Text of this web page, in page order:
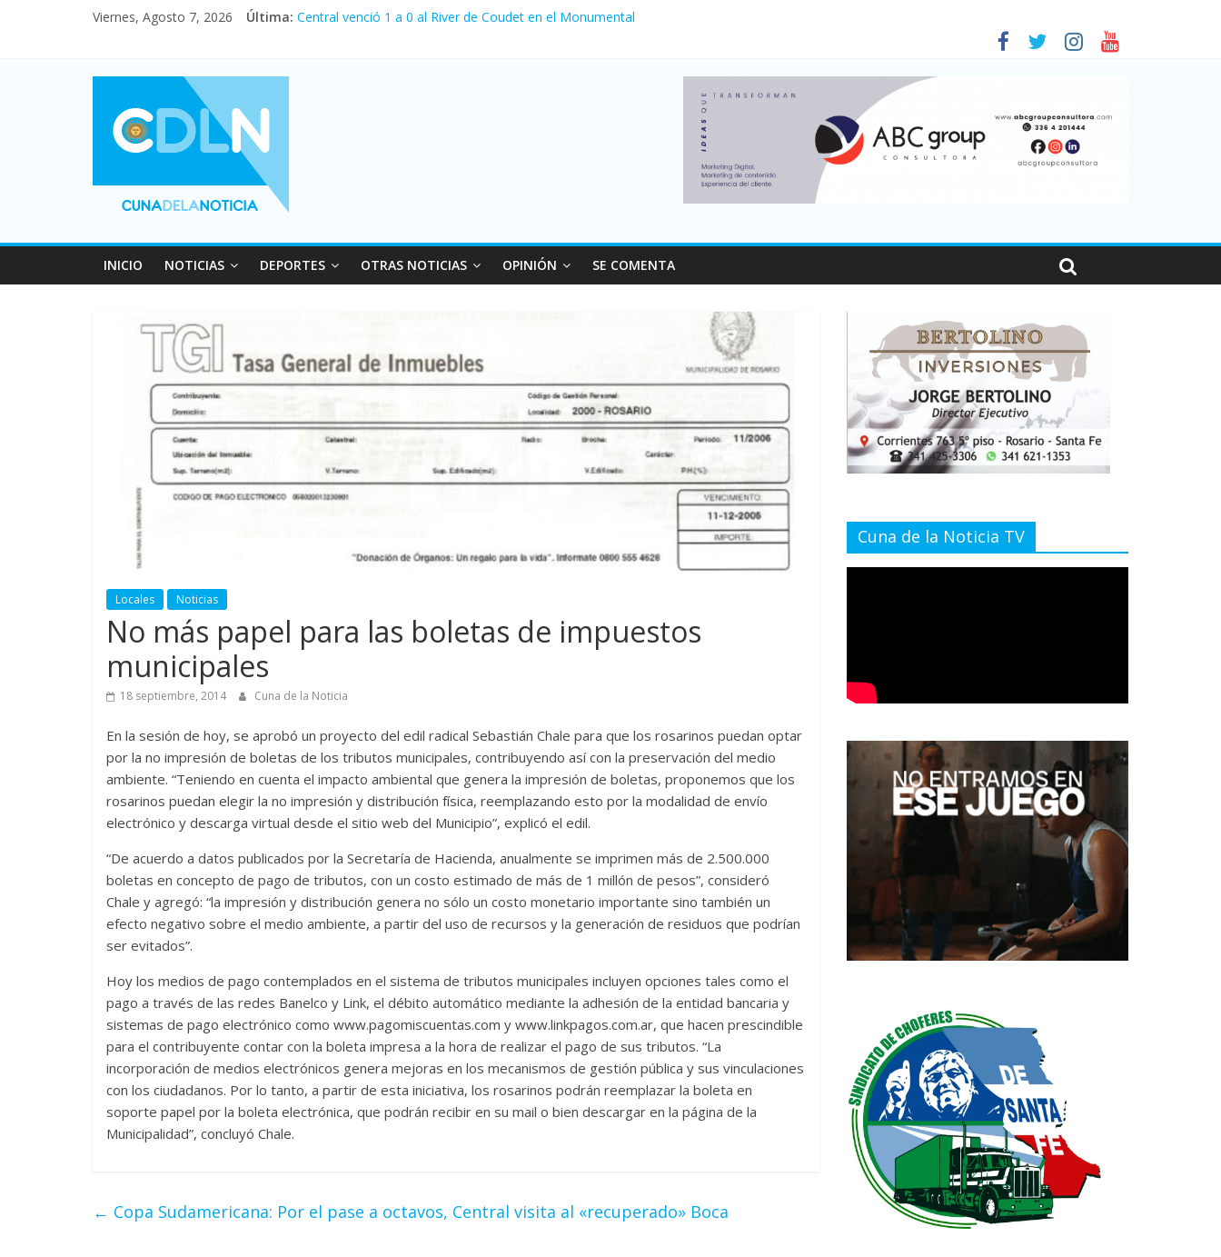
Viernes, Agosto 7, 2026 Última: Central venció 1 a 0 al River de Coudet en el Monumental
Vacaciones de invierno con más movimiento y consumo turístico: 4,6 millones de personas viajaron por el país, un 5,9% más que en 2025
Fuerte caída de la venta de autos usados en julio: bajó un 12,6% interanual
INICIO NOTICIAS DEPORTES OTRAS NOTICIAS OPINIÓN SE COMENTA
Locales Noticias
No más papel para las boletas de impuestos
municipales
18 septiembre, 2014 Cuna de la Noticia
En la sesión de hoy, se aprobó un proyecto del edil radical Sebastián Chale para que los rosarinos puedan optar
por la no impresión de boletas de los tributos municipales, contribuyendo así con la preservación del medio
ambiente. “Teniendo en cuenta el impacto ambiental que genera la impresión de boletas, proponemos que los
rosarinos puedan elegir la no impresión y distribución física, reemplazando esto por la modalidad de envío
electrónico y descarga virtual desde el sitio web del Municipio”, explicó el edil.
“De acuerdo a datos publicados por la Secretaría de Hacienda, anualmente se imprimen más de 2.500.000
boletas en concepto de pago de tributos, con un costo estimado de más de 1 millón de pesos”, consideró
Chale y agregó: “la impresión y distribución genera no sólo un costo monetario importante sino también un
efecto negativo sobre el medio ambiente, a partir del uso de recursos y la generación de residuos que podrían
ser evitados”.
Hoy los medios de pago contemplados en el sistema de tributos municipales incluyen opciones tales como el
pago a través de las redes Banelco y Link, el débito automático mediante la adhesión de la entidad bancaria y
sistemas de pago electrónico como www.pagomiscuentas.com y www.linkpagos.com.ar, que hacen prescindible
para el contribuyente contar con la boleta impresa a la hora de realizar el pago de sus tributos. “La
incorporación de medios electrónicos genera mejoras en los mecanismos de gestión pública y sus vinculaciones
con los ciudadanos. Por lo tanto, a partir de esta iniciativa, los rosarinos podrán reemplazar la boleta en
soporte papel por la boleta electrónica, que podrán recibir en su mail o bien descargar en la página de la
Municipalidad”, concluyó Chale.
← Copa Sudamericana: Por el pase a octavos, Central visita al «recuperado» Boca
Cuna de la Noticia TV